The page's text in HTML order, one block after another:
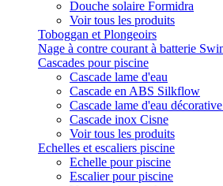
Douche solaire Formidra
Voir tous les produits
Toboggan et Plongeoirs
Nage à contre courant à batterie
Cascades pour piscine
Cascade lame d'eau
Cascade en ABS Silkflow
Cascade lame d'eau
Cascade inox Cisne
Voir tous les produits
Echelles et escaliers piscine
Echelle pour piscine
Escalier pour piscine